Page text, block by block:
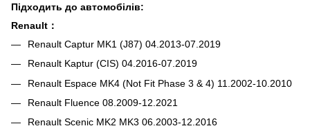
Підходить до автомобілів:
Renault：
Renault Captur MK1 (J87) 04.2013-07.2019
Renault Kaptur (CIS) 04.2016-07.2019
Renault Espace MK4 (Not Fit Phase 3 & 4) 11.2002-10.2010
Renault Fluence 08.2009-12.2021
Renault Scenic MK2 MK3 06.2003-12.2016